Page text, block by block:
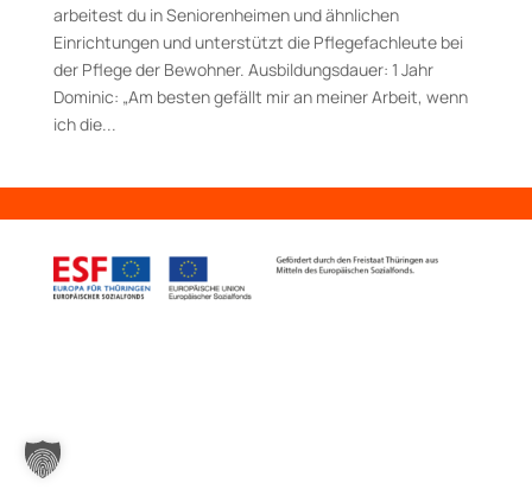
arbeitest du in Seniorenheimen und ähnlichen
Einrichtungen und unterstützt die Pflegefachleute bei
der Pflege der Bewohner. Aus­bildungs­dauer: 1 Jahr
Dominic: „Am besten gefällt mir an meiner Arbeit, wenn
ich die...